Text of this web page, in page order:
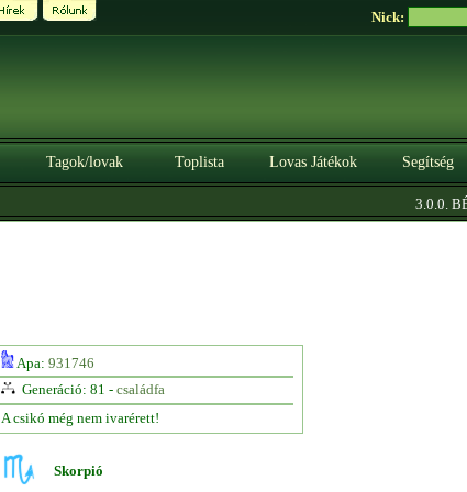
Nick:
Tagok/lovak Toplista Lovas Játékok Segítség
3.0.0.
Apa: 931746
Generáció: 81 - családfa
A csikó még nem ivarérett!
Skorpió